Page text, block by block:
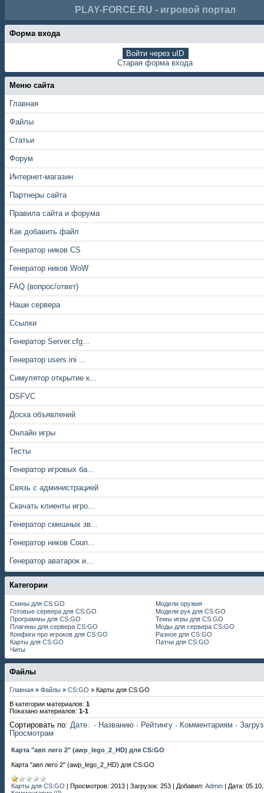
PLAY-FORCE.RU - игровой портал
Форма входа
Войти через uID
Старая форма входа
Меню сайта
Главная
Файлы
Статьи
Форум
Интернет-магазин
Партнеры сайта
Правила сайта и форума
Как добавить файл
Генератор ников CS
Генератор ников WoW
FAQ (вопрос/ответ)
Наши сервера
Ссылки
Генератор Server.cfg...
Генератор users.ini ...
Симулятор открытие к...
DSFVC
Доска объявлений
Онлайн игры
Тесты
Генератор игровых ба...
Связь с администрацией
Скачать клиенты игро...
Генератор смешных зв...
Генератор ников Coun...
Генератор аватарок и...
Категории
Скины для CS:GO
Модели оружия
Готовые сервера для CS:GO
Модели рук для CS:GO
Программы для CS:GO
Темы игры для CS:GO
Плагины для сервера CS:GO
Моды для сервера CS:GO
Конфиги про игроков для CS:GO
Разное для CS:GO
Карты для CS:GO
Патчи для CS:GO
Читы
Файлы
Главная » Файлы » CS:GO » Карты для CS:GO
В категории материалов: 1
Показано материалов: 1-1
Сортировать по: Дате · Названию · Рейтингу · Комментариям ·
Просмотрам
Карта "авп лего 2" (awp_lego_2_HD) для CS:GO
Карта "авп лего 2" (awp_lego_2_HD) для CS:GO
Карты для CS:GO Просмотров: 2013 Загрузок: 253 Добавил: Admin Дата: